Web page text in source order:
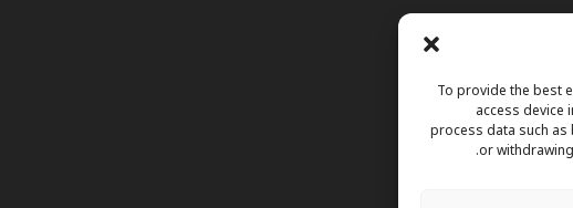
To provide the best
access
process data such
or